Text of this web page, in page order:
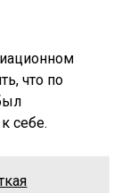
что по
себе.